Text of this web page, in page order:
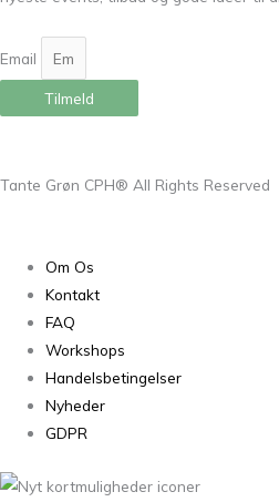
Email
Tilmeld
Tante Grøn CPH® All Rights Reserved
Om Os
Kontakt
FAQ
Workshops
Handelsbetingelser
Nyheder
GDPR